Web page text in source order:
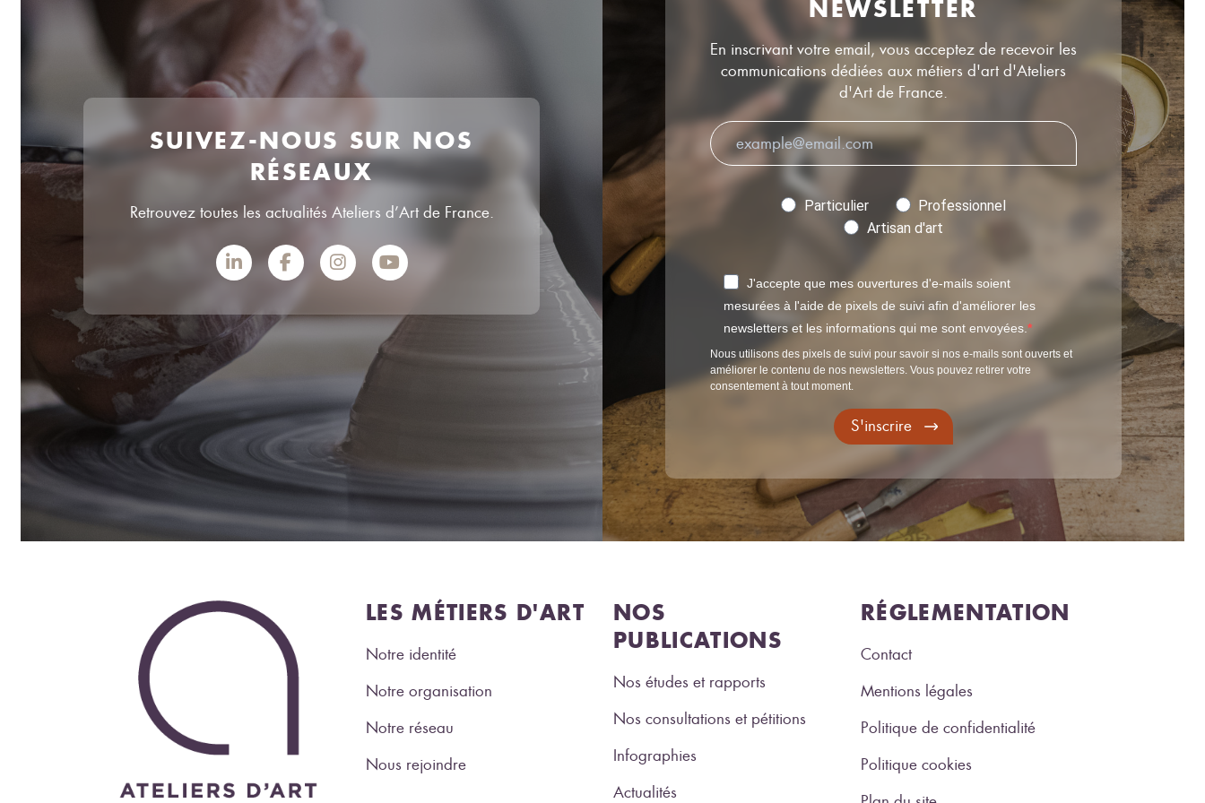
SUIVEZ-NOUS SUR NOS
RÉSEAUX
Retrouvez toutes les actualités Ateliers d’Art de France.
NEWSLETTER
En inscrivant votre email, vous acceptez de recevoir les
communications dédiées aux métiers d'art d'Ateliers
d'Art de France.
Particulier
Professionnel
Artisan d'art
J'accepte que mes ouvertures d'e-mails soient
mesurées à l'aide de pixels de suivi afin d'améliorer les
newsletters et les informations qui me sont envoyées.
Nous utilisons des pixels de suivi pour savoir si nos e-mails sont ouverts et
améliorer le contenu de nos newsletters. Vous pouvez retirer votre
consentement à tout moment.
S'inscrire
LES MÉTIERS D'ART
Notre identité
Notre organisation
Notre réseau
Nous rejoindre
NOS
PUBLICATIONS
Nos études et rapports
Nos consultations et pétitions
Infographies
Actualités
RÉGLEMENTATION
Contact
Mentions légales
Politique de confidentialité
Politique cookies